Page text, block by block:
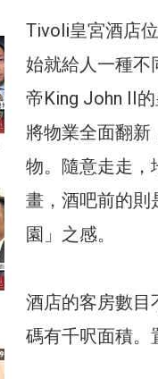
Tivoli皇宮酒店
始就給人一種不
帝King John II
將物業全面翻
物。隨意走走，
畫，酒吧前的則
園」之感。
酒店的客房數目
碼有千呎面積。